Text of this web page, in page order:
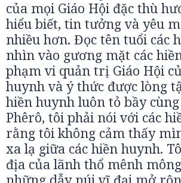
của mọi Giáo Hội đặc thù
hiểu biết, tin tưởng và yêu
nhiều hơn. Đọc tên tuổi các
nhìn vào gương mặt các
phạm vi quản trị Giáo Hội
huynh và ý thức được lòng
hiền huynh luôn tỏ bầy
Phêrô, tôi phải nói với các
rằng tôi không cảm thấy
xa lạ giữa các hiền huynh.
địa của lãnh thổ mênh